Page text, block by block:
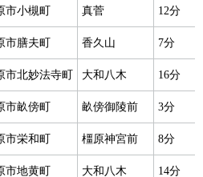
市小槻町 真菅 12分
市膳夫町 香久山 7分
市北妙法寺町 大和八木 16分
市畝傍町 畝傍御陵前 3分
市栄和町 橿原神宮前 8分
市地黄町 大和八木 14分